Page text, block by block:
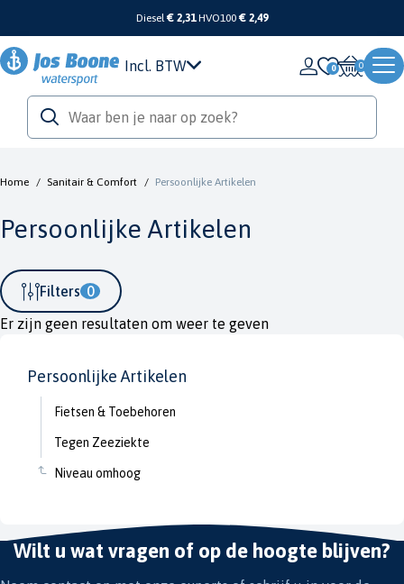
Diesel€ 2,31 HVO100 € 2,49
Incl. BTW 0
Home / Sanitair & Comfort / Persoonlijke Artikelen
Persoonlijke Artikelen
Fietsen & Toebehoren
Tegen Zeeziekte
Niveau omhoog
Persoonlijke Artikelen
Filters 0
Er zijn geen resultaten om weer te geven
Wilt u wat vragen of op de hoogte blijven?